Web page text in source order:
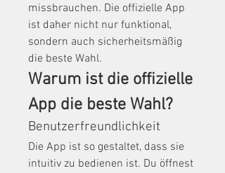
missbrauchen. Die offizielle App
ist daher nicht nur funktional,
sondern auch sicherheitsmäßig
die beste Wahl.
Warum ist die offizielle
App die beste Wahl?
Benutzerfreundlichkeit
Die App ist so gestaltet, dass sie
intuitiv zu bedienen ist. Du öffnest